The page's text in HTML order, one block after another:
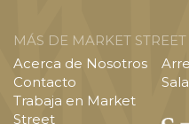
MÁS DE MARKET STREET
Acerca de Nosotros
Contacto
Trabaja en Market
Street